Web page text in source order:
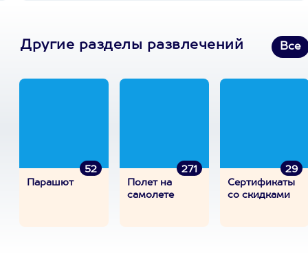
Другие разделы развлечений Все
52
Парашют
271
Полет на
самолете
29
Сертификаты
со скидками